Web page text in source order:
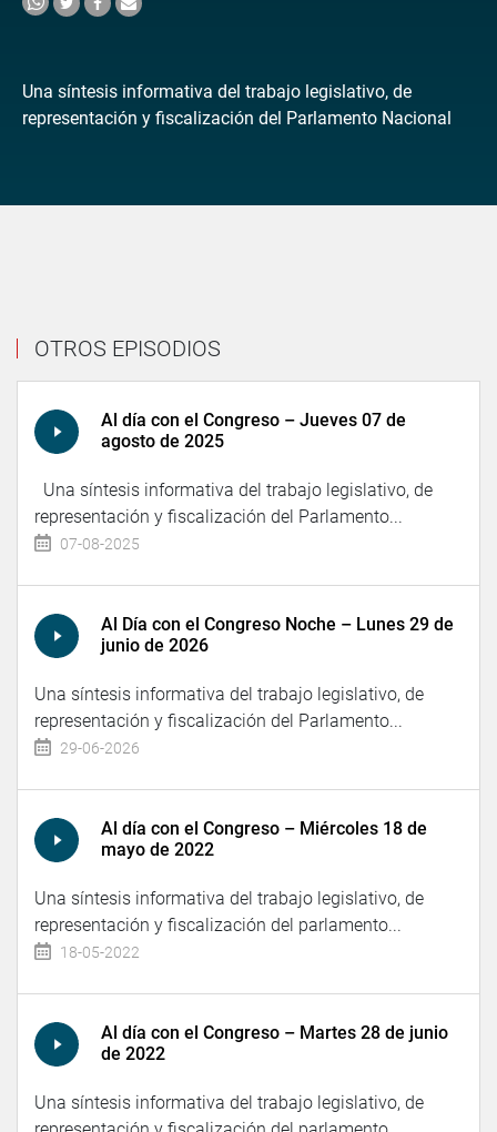
Una síntesis informativa del trabajo legislativo, de
representación y fiscalización del Parlamento Nacional
OTROS EPISODIOS
Al día con el Congreso – Jueves 07 de
agosto de 2025
Una síntesis informativa del trabajo legislativo, de
representación y fiscalización del Parlamento...
07-08-2025
Al Día con el Congreso Noche – Lunes 29 de
junio de 2026
Una síntesis informativa del trabajo legislativo, de
representación y fiscalización del Parlamento...
29-06-2026
Al día con el Congreso – Miércoles 18 de
mayo de 2022
Una síntesis informativa del trabajo legislativo, de
representación y fiscalización del parlamento...
18-05-2022
Al día con el Congreso – Martes 28 de junio
de 2022
Una síntesis informativa del trabajo legislativo, de